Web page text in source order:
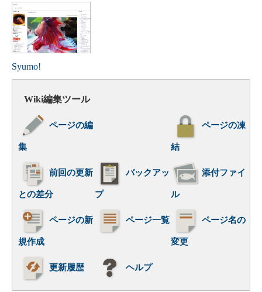
Syumo!
Wiki編集ツール
ページの編
集
ページの凍
結
前回の更新
との差分
バックアッ
プ
添付ファイ
ル
ページの新
規作成
ページ一覧 ページ名の
変更
更新履歴 ヘルプ